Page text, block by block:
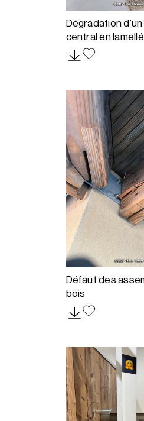
Dégradation
central en
Défaut des
bois